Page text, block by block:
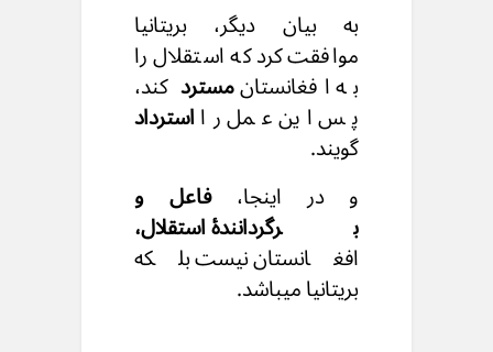
به بیان دیگر، بریتانیا
موافقت کرد که استقلال را
به افغانستانمسترد کند،
پس این عمل رااسترداد
گویند.
و در اینجا، فاعل و
برگردانندۀ استقلال،
افغانستان نیست بلکه
بریتانیا میباشد.